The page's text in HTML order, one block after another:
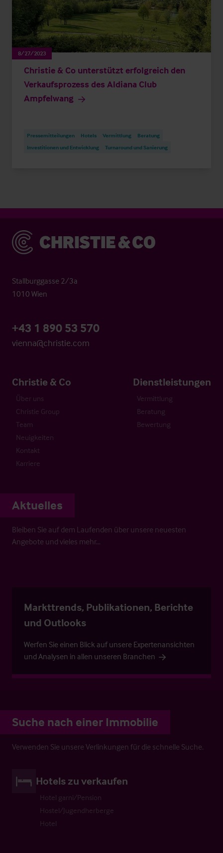
8/27/2023
Christie & Co unterstützt erfolgreich den
Verkaufsprozess des Aldiana Club
Ampfelwang
Pressemitteilungen Hotels Vermittlung
Beratung
Investitionen und Entwicklung
Turnaround und Sanierung
Christie & Co
Stallburggasse 2/3a
1010 Wien
+43 1 890 53 570
vienna@christie.com
Christie & Co
Über uns
Christie Group
Team
Neuigkeiten
Kontakt
Karriere
Dienstleistungen
Vermittlung
Beratung
Bewertung
Aktuelles
Bleiben Sie auf dem Laufenden über unsere neuesten
Angebote und vieles mehr…
Markttrends, Publikationen, Berichte
und Outlooks
Werfen Sie einen Blick auf unsere Expertenansichten
und Analysen in allen unseren Branchen
Suche nach einer Immobilie
Verwenden Sie unsere Verlinkungen für die schnelle Suche.
Hotels zu verkaufen
Hotel garni/Pension
Hostel/Jugendherberge
Hotel